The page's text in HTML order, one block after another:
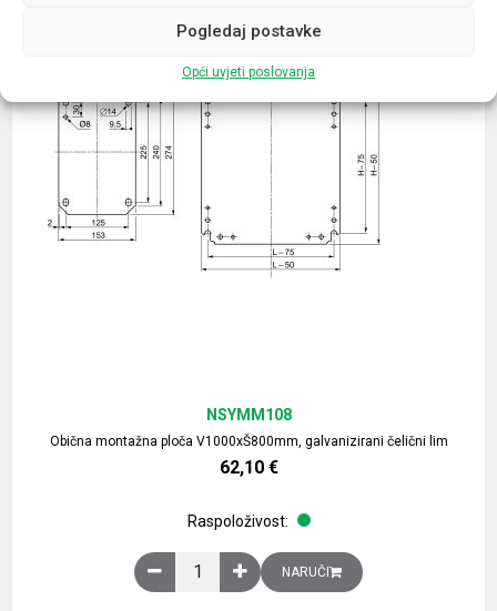
Pogledaj postavke
Opći uvjeti poslovanja
Obična montažna ploča V1000xŠ800mm, galvanizirani čelični lim
NSYMM108
62,10 €
Raspoloživost:
Obična montažna ploča V1000xŠ800mm,
NARUČI